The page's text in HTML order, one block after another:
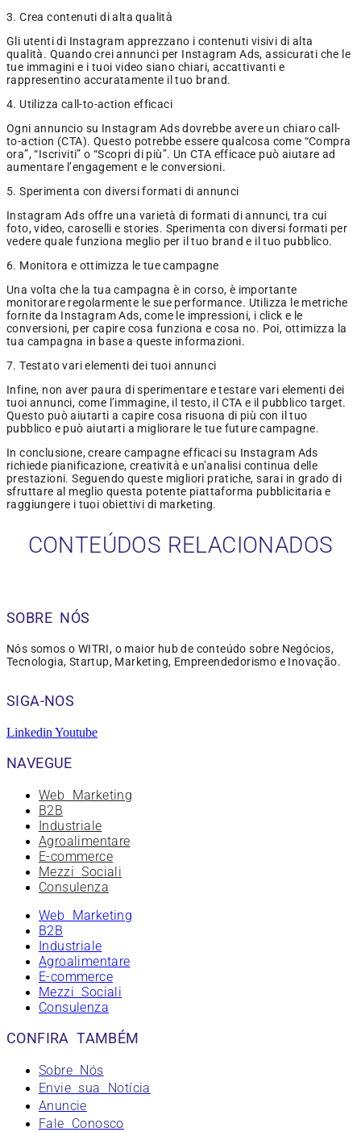
3. Crea contenuti di alta qualità
Gli utenti di Instagram apprezzano i contenuti visivi di alta
qualità. Quando crei annunci per Instagram Ads, assicurati che le
tue immagini e i tuoi video siano chiari, accattivanti e
rappresentino accuratamente il tuo brand.
4. Utilizza call-to-action efficaci
Ogni annuncio su Instagram Ads dovrebbe avere un chiaro call-
to-action (CTA). Questo potrebbe essere qualcosa come “Compra
ora”, “Iscriviti” o “Scopri di più”. Un CTA efficace può aiutare ad
aumentare l’engagement e le conversioni.
5. Sperimenta con diversi formati di annunci
Instagram Ads offre una varietà di formati di annunci, tra cui
foto, video, caroselli e stories. Sperimenta con diversi formati per
vedere quale funziona meglio per il tuo brand e il tuo pubblico.
6. Monitora e ottimizza le tue campagne
Una volta che la tua campagna è in corso, è importante
monitorare regolarmente le sue performance. Utilizza le metriche
fornite da Instagram Ads, come le impressioni, i click e le
conversioni, per capire cosa funziona e cosa no. Poi, ottimizza la
tua campagna in base a queste informazioni.
7. Testato vari elementi dei tuoi annunci
Infine, non aver paura di sperimentare e testare vari elementi dei
tuoi annunci, come l’immagine, il testo, il CTA e il pubblico target.
Questo può aiutarti a capire cosa risuona di più con il tuo
pubblico e può aiutarti a migliorare le tue future campagne.
In conclusione, creare campagne efficaci su Instagram Ads
richiede pianificazione, creatività e un’analisi continua delle
prestazioni. Seguendo queste migliori pratiche, sarai in grado di
sfruttare al meglio questa potente piattaforma pubblicitaria e
raggiungere i tuoi obiettivi di marketing.
CONTEÚDOS RELACIONADOS
SOBRE NÓS
Nós somos o WITRI, o maior hub de conteúdo sobre Negócios,
Tecnologia, Startup, Marketing, Empreendedorismo e Inovação.
SIGA-NOS
Linkedin Youtube
NAVEGUE
Web Marketing
B2B
Industriale
Agroalimentare
E-commerce
Mezzi Sociali
Consulenza
Web Marketing
B2B
Industriale
Agroalimentare
E-commerce
Mezzi Sociali
Consulenza
CONFIRA TAMBÉM
Sobre Nós
Envie sua Notícia
Anuncie
Fale Conosco